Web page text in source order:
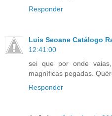
Responder
Luis Seoane Catálogo
12:41:00
sei que por onde
magníficas pegadas.
Responder